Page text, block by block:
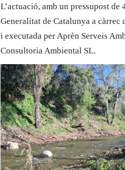
L’actuació, amb un pressupost
Generalitat de Catalunya a càrrec
i executada per Aprèn Serveis
Consultoria Ambiental SL.